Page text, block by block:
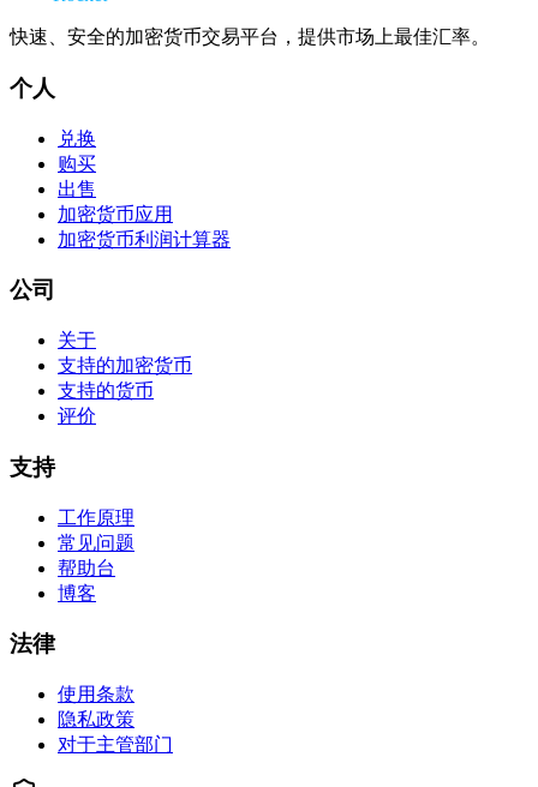
快速、安全的加密货币交易平台，提供市场上最佳汇率。
个人
兑换
购买
出售
加密货币应用
加密货币利润计算器
公司
关于
支持的加密货币
支持的货币
评价
支持
工作原理
常见问题
帮助台
博客
法律
使用条款
隐私政策
对于主管部门